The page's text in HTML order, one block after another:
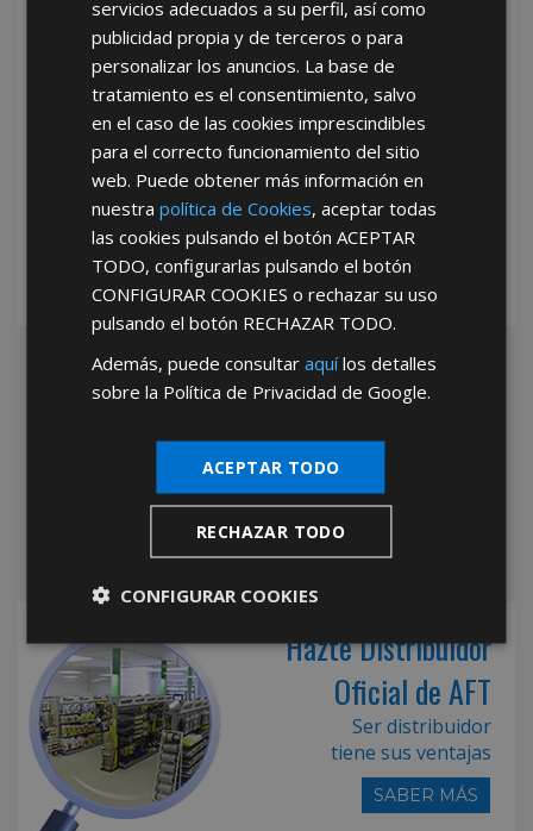
*Abstenerse particulares, sólo venta a tiendas y empresas minoristas y
Hazte Distribuidor
Oficial de AFT
Ser distribuidor
tiene sus ventajas
SABER MÁS
servicios adecuados a su perfil, así como
publicidad propia y de terceros o para
personalizar los anuncios. La base de
tratamiento es el consentimiento, salvo
en el caso de las cookies imprescindibles
para el correcto funcionamiento del sitio
web. Puede obtener más información en
nuestrapolítica de Cookies, aceptar todas
las cookies pulsando el botónACEPTAR
TODO, configurarlas pulsando el botón
CONFIGURAR COOKIES o rechazar su uso
pulsando el botón RECHAZAR TODO.
Además, puede consultaraquílos detalles
sobre la Política de Privacidad de Google.
ACEPTAR TODO
RECHAZAR TODO
CONFIGURAR COOKIES